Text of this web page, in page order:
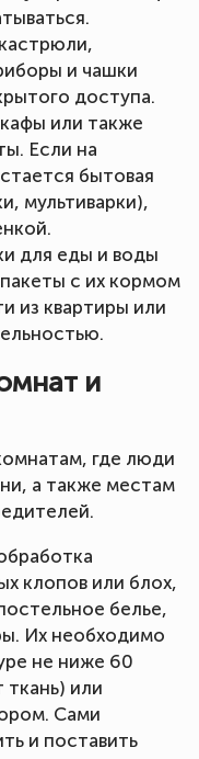
и чашки
доступа.
или также
Если на
бытовая
мультиварки),
для еды и воды
с их кормом
из квартиры или
и
где люди
а также местам
клопов или блох,
белье,
Их необходимо
не ниже 60
ткань) или
Сами
и поставить